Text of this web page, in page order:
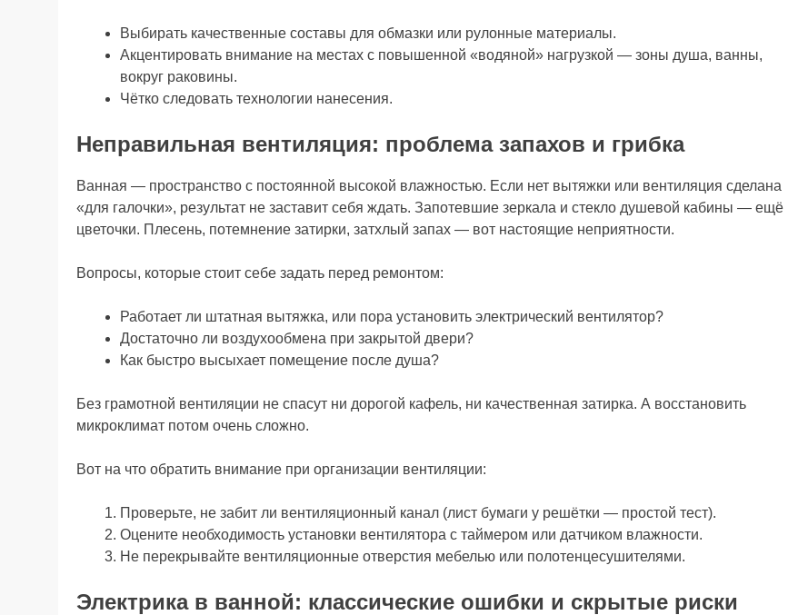
Выбирать качественные составы для обмазки или рулонные материалы.
Акцентировать внимание на местах с повышенной «водяной» нагрузкой — зоны душа, ванны,
вокруг раковины.
Чётко следовать технологии нанесения.
Неправильная вентиляция: проблема запахов и грибка
Ванная — пространство с постоянной высокой влажностью. Если нет вытяжки или вентиляция сделана
«для галочки», результат не заставит себя ждать. Запотевшие зеркала и стекло душевой кабины — ещё
цветочки. Плесень, потемнение затирки, затхлый запах — вот настоящие неприятности.
Вопросы, которые стоит себе задать перед ремонтом:
Работает ли штатная вытяжка, или пора установить электрический вентилятор?
Достаточно ли воздухообмена при закрытой двери?
Как быстро высыхает помещение после душа?
Без грамотной вентиляции не спасут ни дорогой кафель, ни качественная затирка. А восстановить
микроклимат потом очень сложно.
Вот на что обратить внимание при организации вентиляции:
Проверьте, не забит ли вентиляционный канал (лист бумаги у решётки — простой тест).
Оцените необходимость установки вентилятора с таймером или датчиком влажности.
Не перекрывайте вентиляционные отверстия мебелью или полотенцесушителями.
Электрика в ванной: классические ошибки и скрытые риски